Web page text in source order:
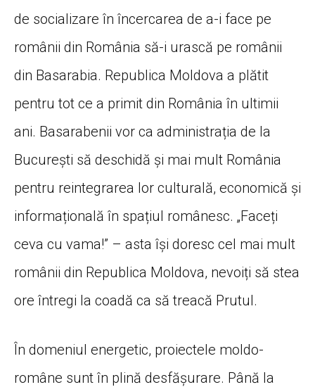
de socializare în încercarea de a-i face pe
românii din România să-i urască pe românii
din Basarabia. Republica Moldova a plătit
pentru tot ce a primit din România în ultimii
ani. Basarabenii vor ca administrația de la
București să deschidă și mai mult România
pentru reintegrarea lor culturală, economică și
informațională în spațiul românesc. „Faceți
ceva cu vama!” – asta își doresc cel mai mult
românii din Republica Moldova, nevoiți să stea
ore întregi la coadă ca să treacă Prutul.
În domeniul energetic, proiectele moldo-
române sunt în plină desfășurare. Până la